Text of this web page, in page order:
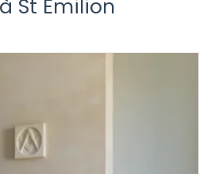
St Emilion